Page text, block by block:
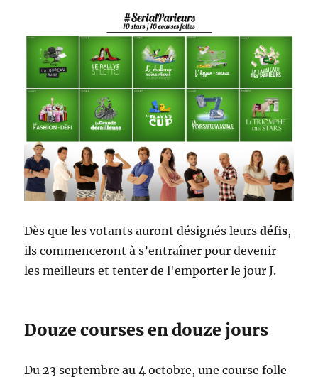
Dès que les votants auront désignés leursdéfis,
ils commenceront à s’entraîner pour devenir
les meilleurs et tenter de l'emporter le jour J.
Douze courses en douze jours
Du 23 septembre au 4 octobre, une course folle